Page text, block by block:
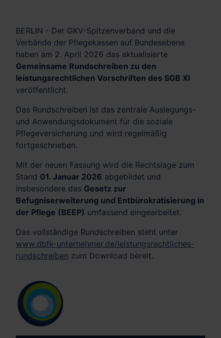
BERLIN - Der GKV-Spitzenverband und die
Verbände der Pflegekassen auf Bundesebene
haben am 2. April 2026 das aktualisierte
Gemeinsame Rundschreiben zu den
leistungsrechtlichen Vorschriften des SGB XI
veröffentlicht.
Das Rundschreiben ist das zentrale Auslegungs-
und Anwendungsdokument für die soziale
Pflegeversicherung und wird regelmäßig
fortgeschrieben.
Mit der neuen Fassung wird die Rechtslage zum
Stand 01. Januar 2026 abgebildet und
insbesondere das Gesetz zur
Befugniserweiterung und Entbürokratisierung in
der Pflege (BEEP) umfassend eingearbeitet.
Das vollständige Rundschreiben steht unter
www.dbfk-unternehmer.de/leistungsrechtliches-
rundschreiben zum Download bereit.